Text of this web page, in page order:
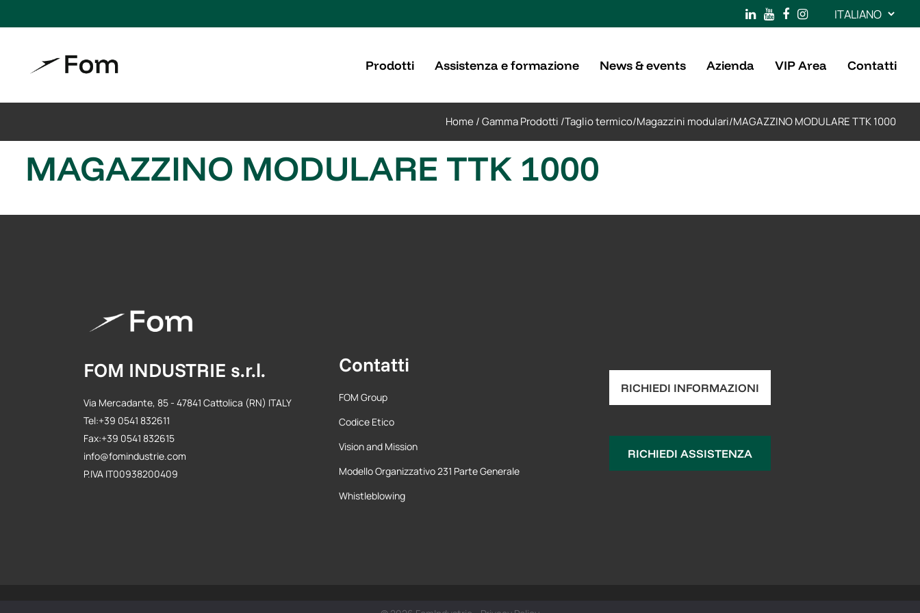
Scegli
una
lingua
Prodotti Assistenza e formazione News & events Azienda VIP Area Contatti
Home /Gamma Prodotti /Taglio termico/Magazzini modulari/MAGAZZINO MODULARE TTK 1000
MAGAZZINO MODULARE TTK 1000
FOM INDUSTRIE s.r.l.
Via Mercadante, 85 - 47841 Cattolica (RN) ITALY
Tel:+39 0541 832611
Fax:+39 0541 832615
info@fomindustrie.com
P.IVA IT00938200409
Contatti
FOM Group
Codice Etico
Vision and Mission
Modello Organizzativo 231 Parte Generale
Whistleblowing
RICHIEDI INFORMAZIONI
RICHIEDI ASSISTENZA